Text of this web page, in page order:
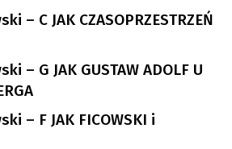
– C JAK CZASOPRZESTRZEŃ
– G JAK GUSTAW ADOLF U
– F JAK FICOWSKI i